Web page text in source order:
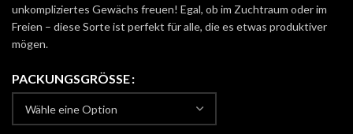
unkompliziertes Gewächs freuen! Egal, ob im Zuchtraum oder im
Freien – diese Sorte ist perfekt für alle, die es etwas produktiver
mögen.
PACKUNGSGRÖSSE